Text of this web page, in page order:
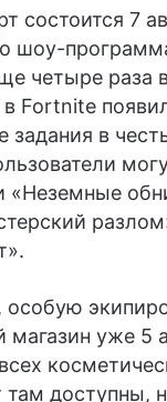
состоится 7
шоу-
четыре раза
в Fortnite
задания в
«Неземные
магазин уже 5
там доступны,